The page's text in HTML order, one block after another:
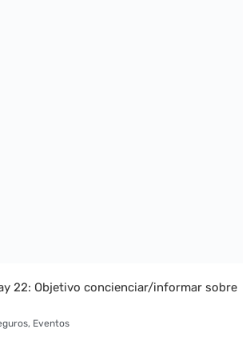
22: Objetivo concienciar/informar sobre
, Eventos